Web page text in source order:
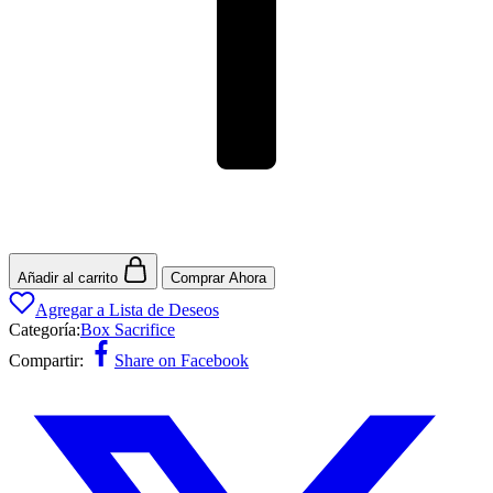
Añadir al carrito Comprar Ahora
Agregar a Lista de Deseos
Categoría:Box Sacrifice
Compartir:
Share on Facebook